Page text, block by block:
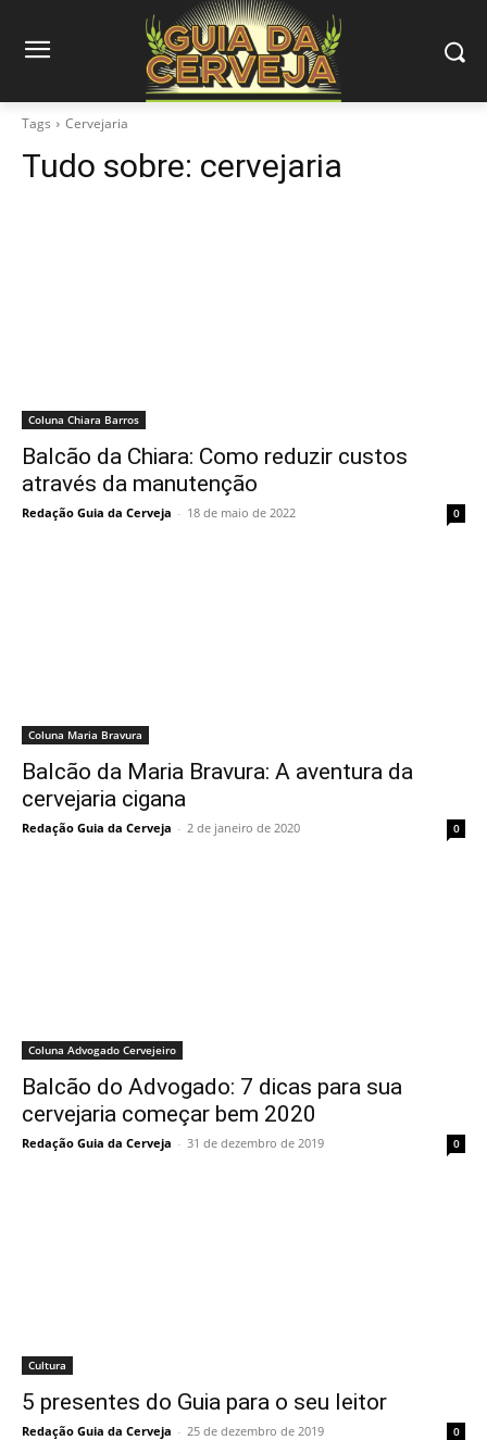
Tags Cervejaria
Tudo sobre: cervejaria
Coluna Chiara Barros
Balcão da Chiara: Como reduzir custos
através da manutenção
Redação Guia da Cerveja - 18 de maio de 2022 0
Coluna Maria Bravura
Balcão da Maria Bravura: A aventura da
cervejaria cigana
Redação Guia da Cerveja - 2 de janeiro de 2020 0
Coluna Advogado Cervejeiro
Balcão do Advogado: 7 dicas para sua
cervejaria começar bem 2020
Redação Guia da Cerveja - 31 de dezembro de 2019 0
Cultura
5 presentes do Guia para o seu leitor
Redação Guia da Cerveja - 25 de dezembro de 2019 0